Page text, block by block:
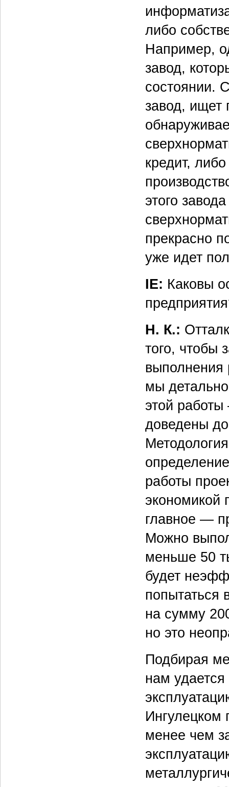
либо
Например,
завод,
состоянии.
завод, ищет
кредит,
этого
прекрасно
уже идет
IE: Каковы
Н. К.:
того, чтобы
выполнения
мы
этой
доведены
работы
экономикой
главное —
Можно
меньше 50
будет
попытаться
на сумму
но это
Подбирая
нам
Ингулецком
менее чем